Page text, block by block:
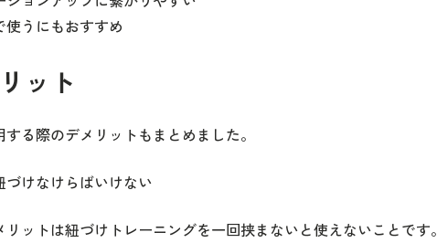
使うにもおすすめ
ット
る際のデメリットもまとめました。
づけなけらばいけない
ットは紐づけトレーニングを一回挟まないと使えないことです。